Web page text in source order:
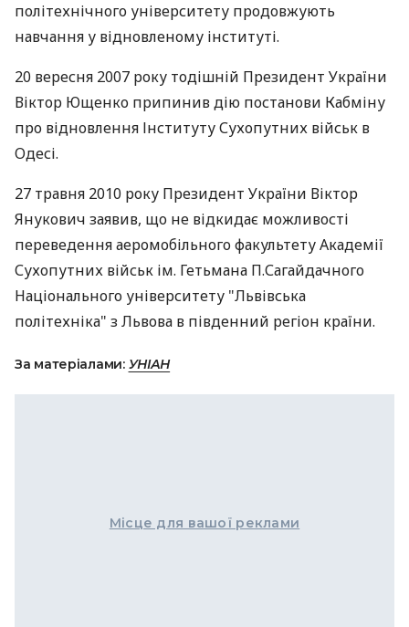
політехнічного університету продовжують
навчання у відновленому інституті.
20 вересня 2007 року тодішній Президент України
Віктор Ющенко припинив дію постанови Кабміну
про відновлення Інституту Сухопутних військ в
Одесі.
27 травня 2010 року Президент України Віктор
Янукович заявив, що не відкидає можливості
переведення аеромобільного факультету Академії
Сухопутних військ ім. Гетьмана П.Сагайдачного
Національного університету "Львівська
політехніка" з Львова в південний регіон країни.
За матеріалами: УНІАН
Місце для вашої реклами